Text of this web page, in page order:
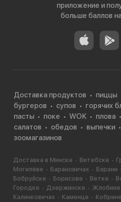
приложение и
больше баллов
Доставка продуктов пиццы
бургеров
супов горячих
пасты
поке WOK плова
салатов
обедов выпечки
зоомагазинов
Доставка в Минске Витебске
Могилёве
Барановичах Барани
Бобруйске
Борисове Ветке
Городке
Дзержинске Жлобине
Калинковичах
Каменце Кобрине